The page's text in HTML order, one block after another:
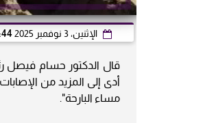
الإثنين، 3 نوفمبر 2025
قال الدكتور حسام فيصل
مساء البارحة".